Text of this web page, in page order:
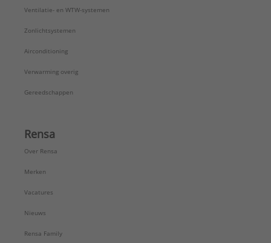
Ventilatie- en WTW-systemen
Zonlichtsystemen
Airconditioning
Verwarming overig
Gereedschappen
Rensa
Over Rensa
Merken
Vacatures
Nieuws
Rensa Family